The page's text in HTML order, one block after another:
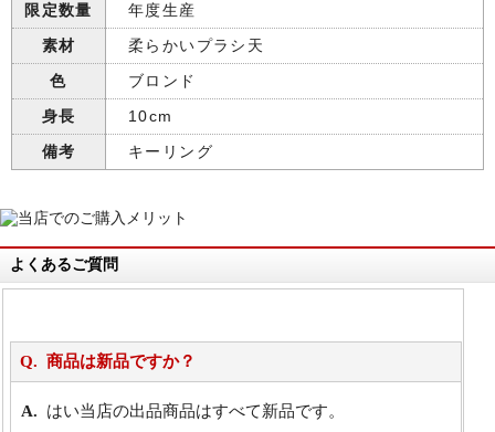
限定数量
年度生産
素材
柔らかいプラシ天
色
ブロンド
身長
10cm
備考
キーリング
よくあるご質問
商品は新品ですか？
はい当店の出品商品はすべて新品です。